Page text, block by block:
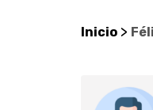
Inicio >